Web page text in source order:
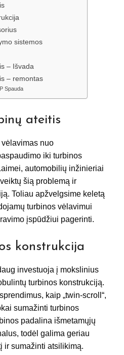
sistemos
– Išvada
– remontas
Spauda
ateitis
nuo
iki turbinos
automobilių inžinieriai
šią problemą ir
Toliau apžvelgsime keletą
turbinos vėlavimui
įspūdžiui pagerinti.
konstrukcija
investuoja į mokslinius
turbinos konstrukciją.
kaip „twin-scroll“,
sumažinti turbinos
padalina išmetamųjų
todėl galima geriau
ir sumažinti atsilikimą.